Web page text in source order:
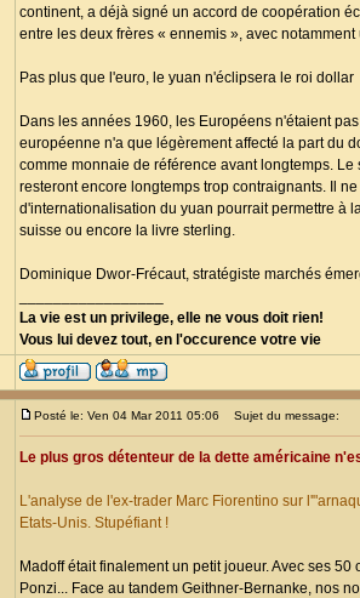
continent, a déjà signé un accord de coopération
entre les deux frères « ennemis », avec
Pas plus que l'euro, le yuan n'éclipsera le roi dollar
Dans les années 1960, les Européens n'étaient
européenne n'a que légèrement affecté la part du
comme monnaie de référence avant longtemps.
resteront encore longtemps trop contraignants. Il
d'internationalisation du yuan pourrait permettre à
suisse ou encore la livre sterling.
Dominique Dwor-Frécaut, stratégiste marchés
La vie est un privilege, elle ne vous doit rien!
Vous lui devez tout, en l'occurence votre vie
Posté le: Ven 04 Mar 2011 05:06 Sujet du message:
Le plus gros détenteur de la dette américaine
L'analyse de l'ex-trader Marc Fiorentino sur
Etats-Unis. Stupéfiant !
Madoff était finalement un petit joueur. Avec ses
Ponzi... Face au tandem Geithner-Bernanke, nos